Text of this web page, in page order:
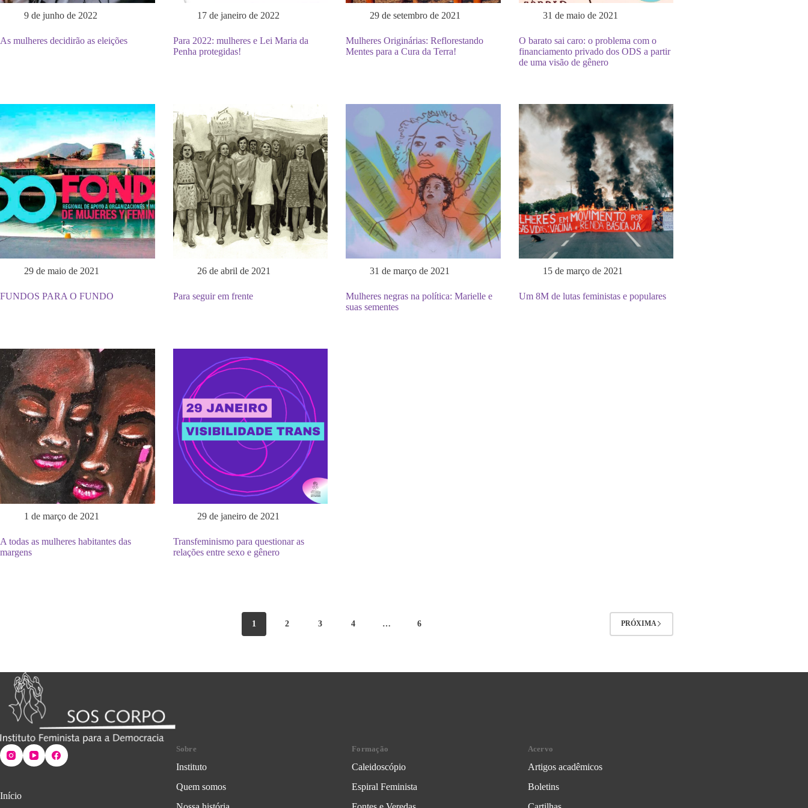
9 de junho de 2022
As mulheres decidirão as eleições
17 de janeiro de 2022
Para 2022: mulheres e Lei Maria da
Penha protegidas!
29 de setembro de 2021
Mulheres Originárias: Reflorestando
Mentes para a Cura da Terra!
31 de maio de 2021
O barato sai caro: o problema com o
financiamento privado dos ODS a partir
de uma visão de gênero
29 de maio de 2021
FUNDOS PARA O FUNDO
26 de abril de 2021
Para seguir em frente
31 de março de 2021
Mulheres negras na política: Marielle e
suas sementes
15 de março de 2021
Um 8M de lutas feministas e populares
1 de março de 2021
A todas as mulheres habitantes das
margens
29 de janeiro de 2021
Transfeminismo para questionar as
relações entre sexo e gênero
1 2 3 4 … 6 PRÓXIMA
Início
Sobre
Instituto
Quem somos
Formação
Caleidoscópio
Espiral Feminista
Acervo
Artigos acadêmicos
Boletins